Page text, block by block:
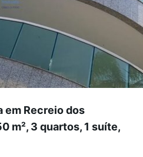
em Recreio dos
m², 3 quartos, 1 suíte,